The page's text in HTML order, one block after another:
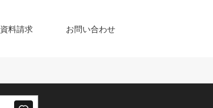
資料請求 お問い合わせ